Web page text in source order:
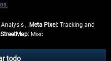
se describe lo contrario
, Meta Pixel: Tracking and
Misc
todo